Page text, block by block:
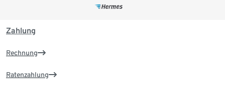
Zahlung
Rechnung
Ratenzahlung